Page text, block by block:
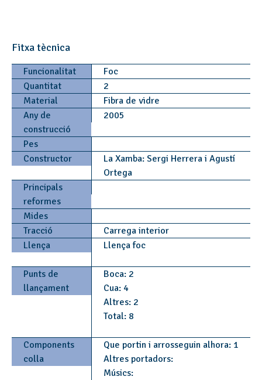
Fitxa tècnica
Funcionalitat
Foc
Quantitat
2
Material
Fibra de vidre
Any de
construcció
2005
Pes
Constructor
La Xamba: Sergi Herrera i Agustí
Ortega
Principals
reformes
Mides
Tracció
Carrega interior
Llença
Llença foc
Punts de
llançament
Boca: 2
Cua: 4
Altres: 2
Total: 8
Components
colla
Que portin i arrosseguin alhora: 1
Altres portadors:
Músics: